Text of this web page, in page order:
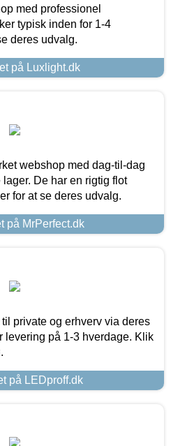
med professionel
typisk inden for 1-4
deres udvalg.
på Luxlight.dk
webshop med dag-til-dag
De har en rigtig flot
for at se deres udvalg.
på MrPerfect.dk
private og erhverv via deres
levering på 1-3 hverdage. Klik
på LEDproff.dk